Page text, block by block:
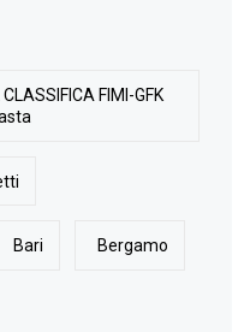
FIMI-GFK
Bari Bergamo